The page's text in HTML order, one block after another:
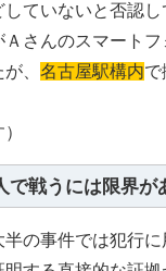
していないと否認し
Ａさんのスマート
、 名古屋駅構内で
で戦うには限界が
半の事件では犯行